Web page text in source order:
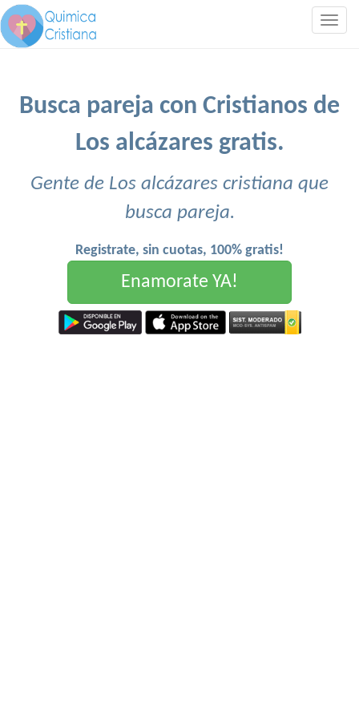
Busca pareja con Cristianos de
Los alcázares gratis.
Gente de Los alcázares cristiana que
busca pareja.
Registrate, sin cuotas, 100% gratis!
Enamorate YA!